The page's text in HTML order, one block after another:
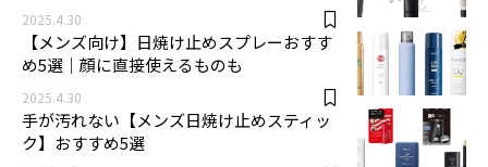
2025.4.30
【メンズ向け】日焼け止めスプレーおすす
め5選｜顔に直接使えるものも
2025.4.30
手が汚れない【メンズ日焼け止めスティッ
ク】おすすめ5選